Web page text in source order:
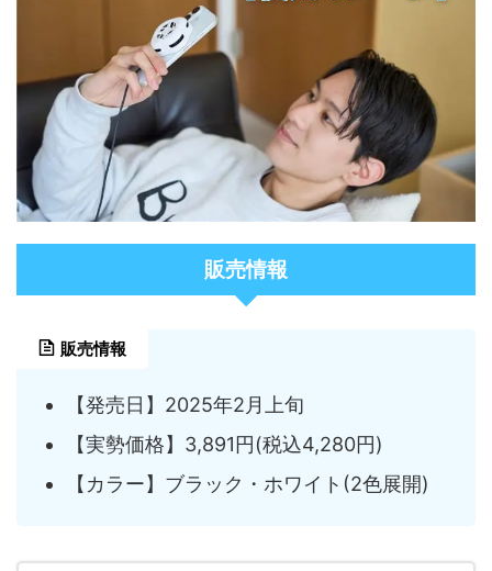
販売情報
販売情報
【発売日】2025年2月上旬
【実勢価格】3,891円(税込4,280円)
【カラー】ブラック・ホワイト(2色展開)